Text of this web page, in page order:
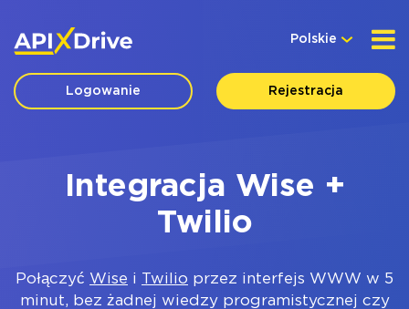
Polskie
Logowanie Rejestracja
Integracja Wise +
Twilio
Połączyć Wise i Twilio przez interfejs WWW w 5
minut, bez żadnej wiedzy programistycznej czy